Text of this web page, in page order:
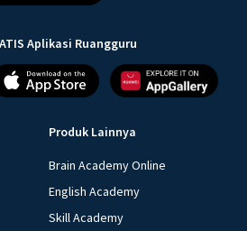
Aplikasi Ruangguru
Produk Lainnya
Brain Academy Online
English Academy
Skill Academy